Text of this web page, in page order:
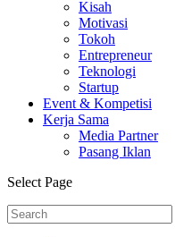
Kisah
Motivasi
Tokoh
Entrepreneur
Teknologi
Startup
Event & Kompetisi
Kerja Sama
Media Partner
Pasang Iklan
Select Page